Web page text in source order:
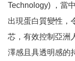
Technology) ，當
出現蛋白質變性，
芯，有效控制亞洲
澤感且具透明感的